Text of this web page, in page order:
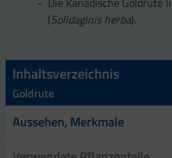
(Solidaginis herba).
Inhaltsverzeichnis
Goldrute
Aussehen, Merkmale